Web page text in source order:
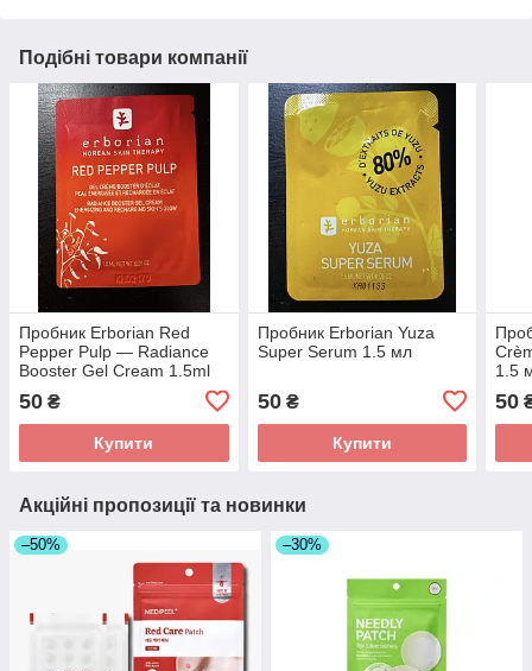
Подібні товари компанії
Пробник Erborian Red
Pepper Pulp — Radiance
Booster Gel Cream 1.5ml
50 ₴
Купити
Пробник Erborian Yuza
Super Serum 1.5 мл
50₴
Купити
1.5
50
Акційні пропозиції та новинки
–50% –30%